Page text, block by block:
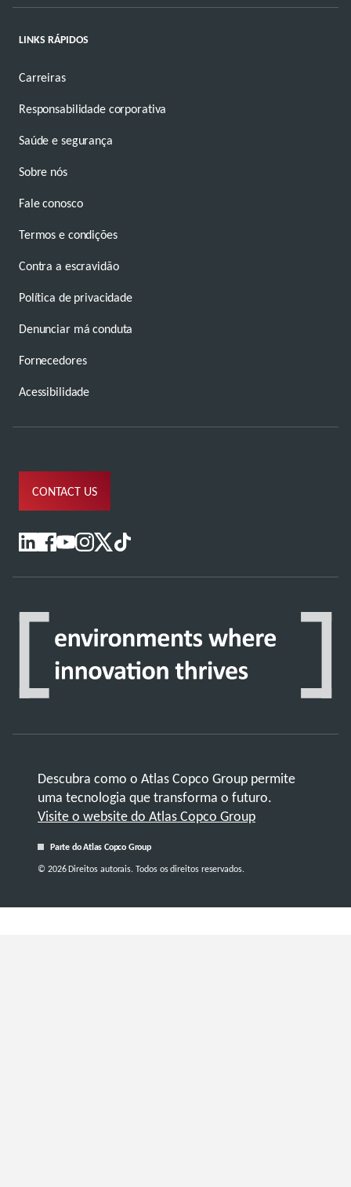
LINKS RÁPIDOS
Carreiras
Responsabilidade corporativa
Saúde e segurança
Sobre nós
Fale conosco
Termos e condições
Contra a escravidão
Política de privacidade
Denunciar má conduta
Fornecedores
Acessibilidade
CONTACT US
Descubra como o Atlas Copco Group permite
uma tecnologia que transforma o futuro.
Visite o website do Atlas Copco Group
Parte do Atlas Copco Group
© 2026 Direitos autorais. Todos os direitos reservados.